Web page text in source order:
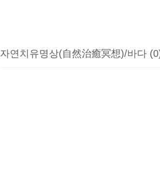
자연치유명상(自然治癒冥想)/바다